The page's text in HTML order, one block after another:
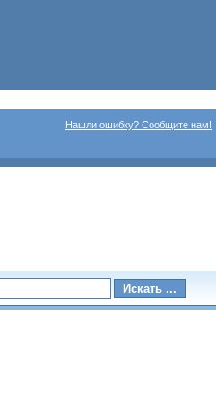
Нашли ошибку? Сообщите нам!